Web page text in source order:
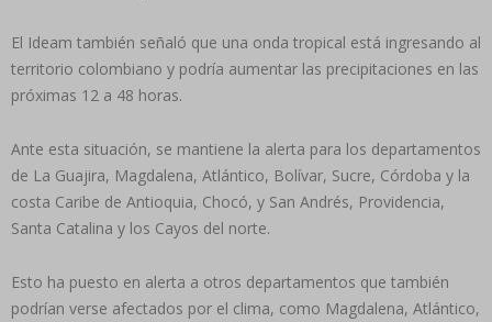
El Ideam también señaló que una onda tropical está ingresando al
territorio colombiano y podría aumentar las precipitaciones en las
próximas 12 a 48 horas.
Ante esta situación, se mantiene la alerta para los departamentos
de La Guajira, Magdalena, Atlántico, Bolívar, Sucre, Córdoba y la
costa Caribe de Antioquia, Chocó, y San Andrés, Providencia,
Santa Catalina y los Cayos del norte.
Esto ha puesto en alerta a otros departamentos que también
podrían verse afectados por el clima, como Magdalena, Atlántico,